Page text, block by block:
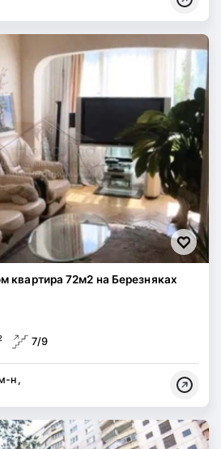
квартира 72м2 на Березняках
7/9
н,